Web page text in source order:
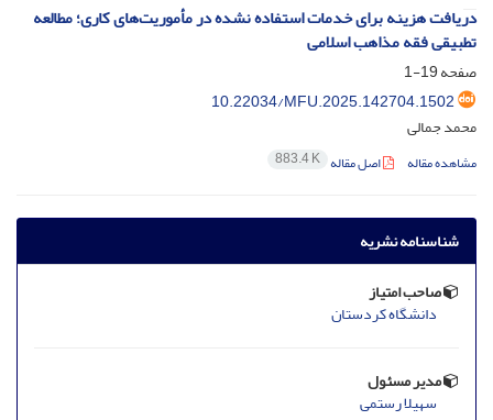
دریافت هزینه برای خدمات استفاده نشده در مأموریت‌های کاری؛ مطالعه
تطبیقی فقه مذاهب اسلامی
صفحه19-1
10.22034/MFU.2025.142704.1502
محمد جمالی
مشاهده مقاله اصل مقاله 883.4 K
شناسنامه نشریه
صاحب امتیاز
دانشگاه کردستان
مدیر مسئول
سهیلا رستمی